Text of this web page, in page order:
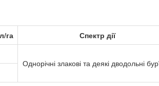
га Спектр дії
Однорічні злакові та деякі дводольні